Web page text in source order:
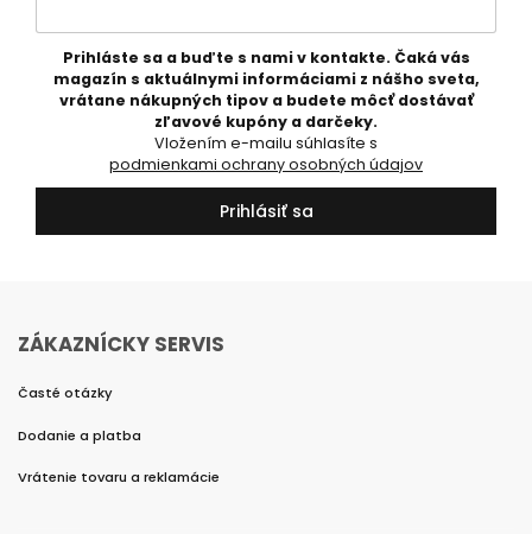
Prihláste sa a buďte s nami v kontakte. Čaká vás
magazín s aktuálnymi informáciami z nášho sveta,
vrátane nákupných tipov a budete môcť dostávať
zľavové kupóny a darčeky.
podmienkami ochrany osobných údajov
Prihlásiť sa
ZÁKAZNÍCKY SERVIS
Časté otázky
Dodanie a platba
Vrátenie tovaru a reklamácie